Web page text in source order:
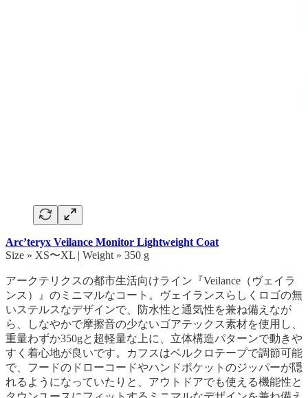
Arc’teryx Veilance Monitor Lightweight Coat
Size » XS〜XL | Weight » 350 g
アークテリクスの都市生活向けライン『Veilance（ヴェイラ
ンス）』のミニマルなコート。ヴェイランスらしくロゴの無
いステルスなデザインで、防水性と通気性を兼ね備えなが
ら、しなやかで摩擦音の少ないゴアテックス素材を使用し、
重量わずか350gと超軽量な上に、立体構造パターンで動きや
すく着心地が良いです。カフスはベルクロテープで調節可能
で、フードのドローコードやハンドポケットのジッパーが隠
れるようになっていたりと、アウトドアでも使える機能性と